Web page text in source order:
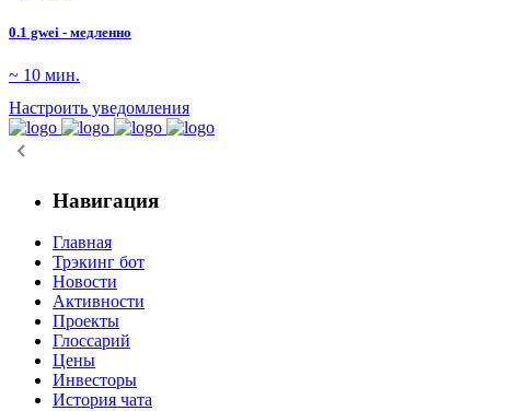
0.1 gwei - медленно
~ 10 мин.
Настроить уведомления
Навигация
Главная
Трэкинг бот
Новости
Активности
Проекты
Глоссарий
Цены
Инвесторы
История чата